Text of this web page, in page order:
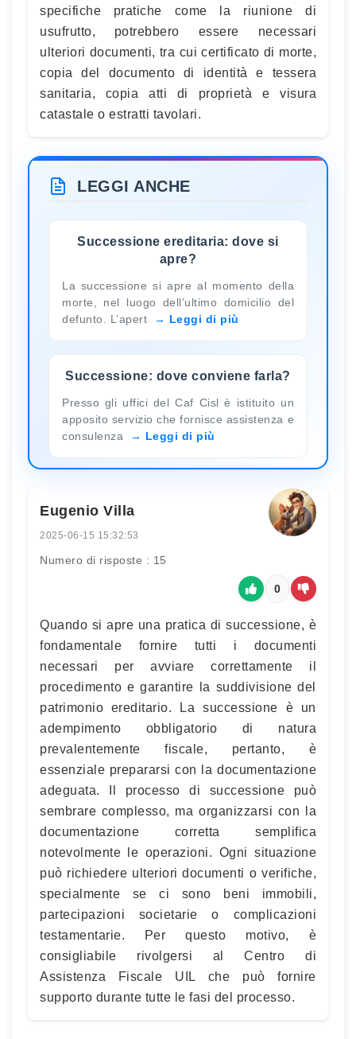
specifiche pratiche come la riunione di
usufrutto, potrebbero essere necessari
ulteriori documenti, tra cui certificato di morte,
copia del documento di identità e tessera
sanitaria, copia atti di proprietà e visura
catastale o estratti tavolari.
LEGGI ANCHE
Successione ereditaria: dove si
apre?
La successione si apre al momento della
morte, nel luogo dell’ultimo domicilio del
defunto. L’apert
Leggi di più
Successione: dove conviene farla?
Presso gli uffici del Caf Cisl è istituito un
apposito servizio che fornisce assistenza e
consulenza
Leggi di più
Eugenio Villa
2025-06-15 15:32:53
Numero di risposte : 15
0
Quando si apre una pratica di successione, è
fondamentale fornire tutti i documenti
necessari per avviare correttamente il
procedimento e garantire la suddivisione del
patrimonio ereditario. La successione è un
adempimento obbligatorio di natura
prevalentemente fiscale, pertanto, è
essenziale prepararsi con la documentazione
adeguata. Il processo di successione può
sembrare complesso, ma organizzarsi con la
documentazione corretta semplifica
notevolmente le operazioni. Ogni situazione
può richiedere ulteriori documenti o verifiche,
specialmente se ci sono beni immobili,
partecipazioni societarie o complicazioni
testamentarie. Per questo motivo, è
consigliabile rivolgersi al Centro di
Assistenza Fiscale UIL che può fornire
supporto durante tutte le fasi del processo.